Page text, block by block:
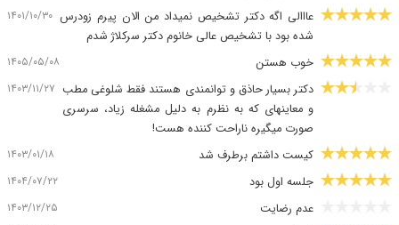
عااالی اگه دکتر تشخیص نمیداد من الان پیرم زودرس
شده بود با تشخیص عالی خانوم دکتر سرکلاژ شدم
۱۴۰۱/۱۰/۳۰
خوب هستن ۱۴۰۵/۰۵/۰۸
دکتر بسیار حاذق و توانمندی هستند فقط شلوغی مطب
و معاینهای که به نظرم به دلیل مشغله زیاد، سرسری
صورت میگیره ناراحت کننده هست!
۱۴۰۳/۱۱/۲۷
کیست داشتم برطرف شد ۱۴۰۳/۰۱/۱۸
جلسه اول بود ۱۴۰۴/۰۷/۲۲
عدم رضایت ۱۴۰۳/۱۲/۲۵